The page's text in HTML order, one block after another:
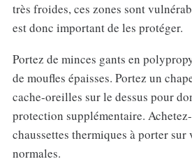
très froides, ces zones sont
est donc important de les protéger.
Portez de minces gants en
de moufles épaisses. Portez un
cache-oreilles sur le dessus pour
protection supplémentaire.
chaussettes thermiques à porter sur
normales.